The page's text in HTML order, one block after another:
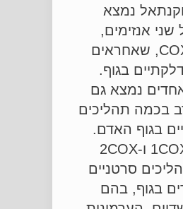
נמצא
אנזימים,
COX1 ו-COX2, שאחראים
בגוף.
נמצא גם
בכמה תהליכים
בגוף האדם.
האנזימים 1COX ו-2COX
סרטניים
בגוף, בהם